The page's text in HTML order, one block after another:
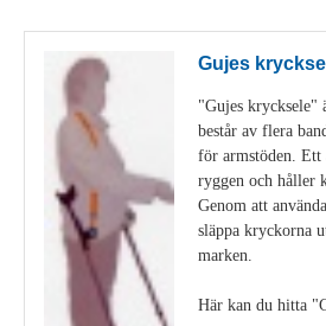
Gujes
"Gujes krycksele"
består av flera
för armstöden. Ett
ryggen och håller
Genom att
släppa kryckorna
marken.
Här kan du hitta